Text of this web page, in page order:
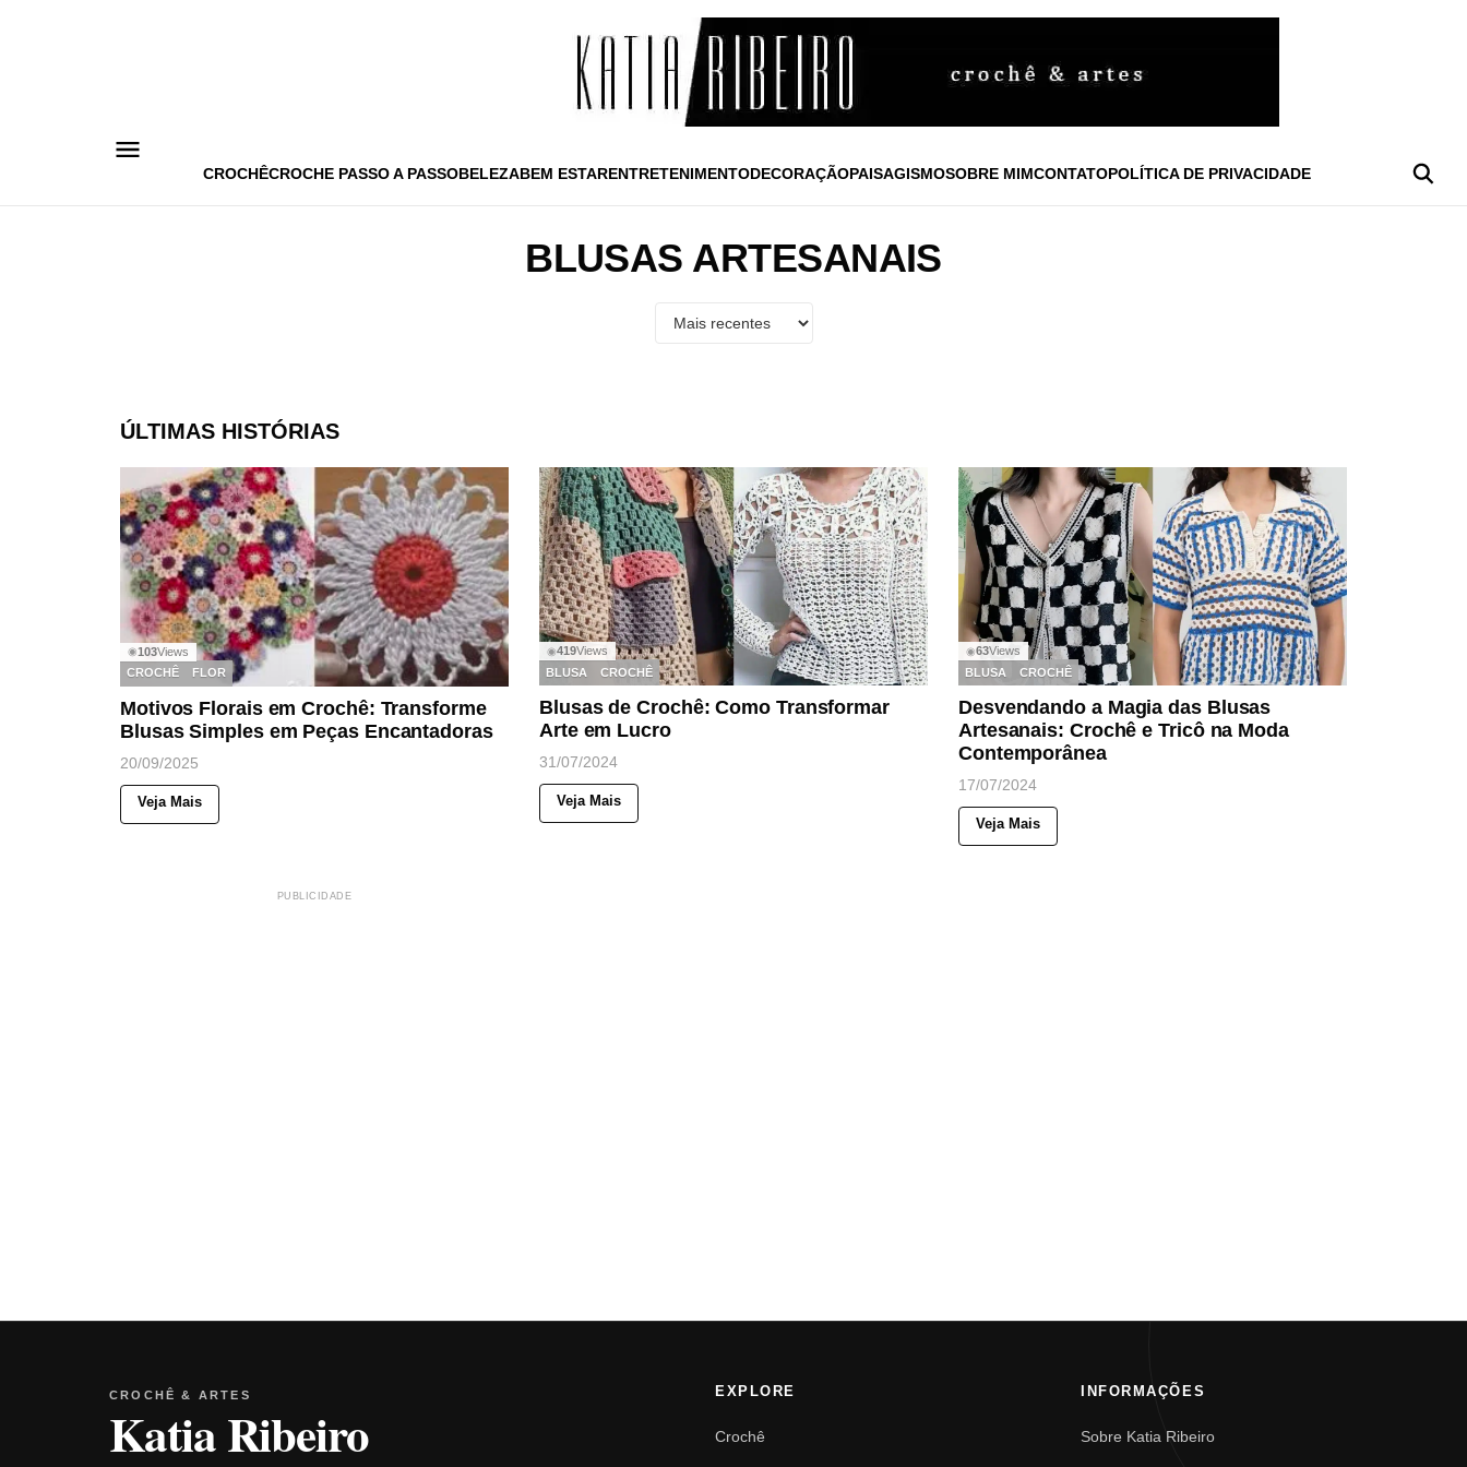
CROCHÊCROCHE PASSO A PASSOBELEZABEM ESTARENTRETENIMENTODECORAÇÃOPAISAGISMOSOBRE MIMCONTATOPOLÍTICA DE PRIVACIDADE
BLUSAS ARTESANAIS
ÚLTIMAS HISTÓRIAS
◉103Views
CROCHÊ
FLOR
Motivos Florais em Crochê: Transforme
Blusas Simples em Peças Encantadoras
20/09/2025
Veja Mais
◉419Views
BLUSA
CROCHÊ
Blusas de Crochê: Como Transformar
Arte em Lucro
31/07/2024
Veja Mais
◉63Views
BLUSA
CROCHÊ
Desvendando a Magia das Blusas
Artesanais: Crochê e Tricô na Moda
Contemporânea
17/07/2024
Veja Mais
PUBLICIDADE
CROCHÊ & ARTES
Katia Ribeiro
EXPLORE
Crochê
INFORMAÇÕES
Sobre Katia Ribeiro